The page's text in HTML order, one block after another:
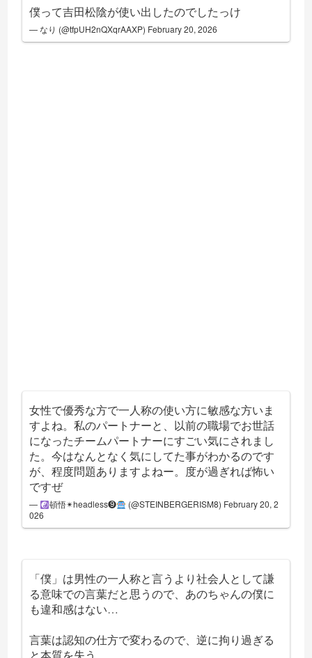
僕って吉田松陰が使い出したのでしたっけ
— なり (@tfpUH2nQXqrAAXP) February 20, 2026
女性で優秀な方で一人称の使い方に敏感な方いま
すよね。私のパートナーと、以前の職場でお世話
になったチームパートナーにすごい気にされまし
た。今はなんとなく気にしてた事がわかるのです
が、程度問題ありますよねー。度が過ぎれば怖い
ですぜ
— 頓悟✴︎headless❾ (@STEINBERGERISM8) February 20, 2
026
「僕」は男性の一人称と言うより社会人として謙
る意味での言葉だと思うので、あのちゃんの僕に
も違和感はない…
言葉は認知の仕方で変わるので、逆に拘り過ぎる